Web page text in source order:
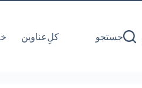
جستجو کل‌ِعناوین